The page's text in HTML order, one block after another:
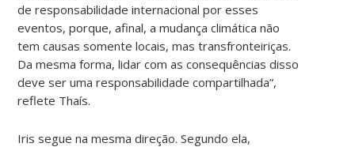
de responsabilidade internacional por esses
eventos, porque, afinal, a mudança climática não
tem causas somente locais, mas transfronteiriças.
Da mesma forma, lidar com as consequências disso
deve ser uma responsabilidade compartilhada”,
reflete Thaís.
Iris segue na mesma direção. Segundo ela,